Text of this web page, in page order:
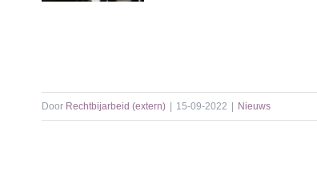
Door Rechtbijarbeid (extern) 15-09-2022 Nieuws